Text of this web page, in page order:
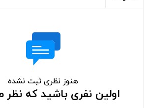
هنوز نظری ثبت نشده
اولین نفری باشید که